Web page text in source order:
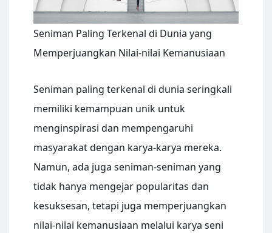
Seniman Paling Terkenal di Dunia yang
Memperjuangkan Nilai-nilai Kemanusiaan
Seniman paling terkenal di dunia seringkali
memiliki kemampuan unik untuk
menginspirasi dan mempengaruhi
masyarakat dengan karya-karya mereka.
Namun, ada juga seniman-seniman yang
tidak hanya mengejar popularitas dan
kesuksesan, tetapi juga memperjuangkan
nilai-nilai kemanusiaan melalui karya seni